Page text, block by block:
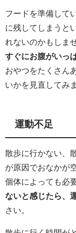
フードを準備して
に残してしまうと
れないのかもしま
すぐにお腹がいっ
おやつをたくさん
いかを見直してみ
運動不足
散歩に行かない、
が原因でおなかが
個体によっても必
ないと感じたら、
さい。